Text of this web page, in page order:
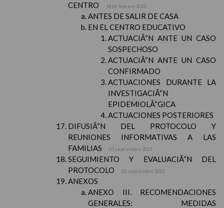
CENTRO
14 de febrero 2022
ANTES DE SALIR DE CASA
EN EL CENTRO EDUCATIVO
ACTUACIÃ“N ANTE UN CASO
SOSPECHOSO
ACTUACIÃ“N ANTE UN CASO
CONFIRMADO
ACTUACIONES DURANTE LA
INVESTIGACIÃ“N
EPIDEMIOLÃ“GICA
ACTUACIONES POSTERIORES
DIFUSIÃ“N DEL PROTOCOLO Y
REUNIONES INFORMATIVAS A LAS
FAMILIAS
01 septiembre 2021
SEGUIMIENTO Y EVALUACIÃ“N DEL
PROTOCOLO
02 septiembre 2021
ANEXOS
ANEXO III. RECOMENDACIONES
GENERALES: MEDIDAS